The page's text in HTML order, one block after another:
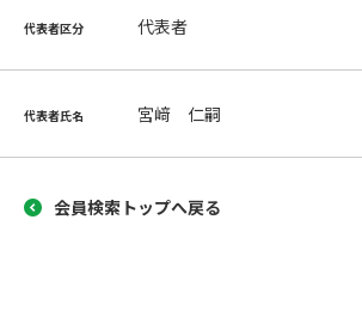
代表者区分 代表者
代表者氏名 宮﨑 仁嗣
会員検索トップへ戻る